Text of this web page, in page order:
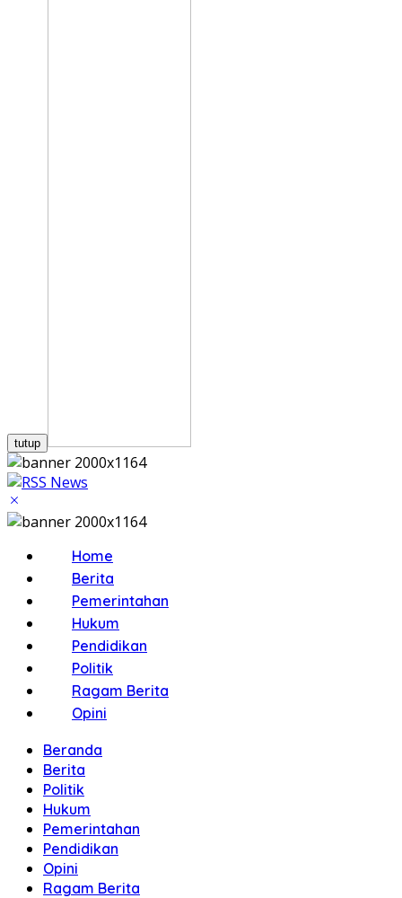
tutup
Home
Berita
Pemerintahan
Hukum
Pendidikan
Politik
Ragam Berita
Opini
Beranda
Berita
Politik
Hukum
Pemerintahan
Pendidikan
Opini
Ragam Berita